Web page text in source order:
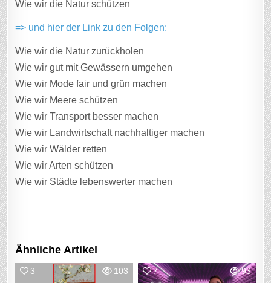
Wie wir die Natur schützen
=> und hier der Link zu den Folgen:
Wie wir die Natur zurückholen
Wie wir gut mit Gewässern umgehen
Wie wir Mode fair und grün machen
Wie wir Meere schützen
Wie wir Transport besser machen
Wie wir Landwirtschaft nachhaltiger machen
Wie wir Wälder retten
Wie wir Arten schützen
Wie wir Städte lebenswerter machen
Ähnliche Artikel
3 103 7 93